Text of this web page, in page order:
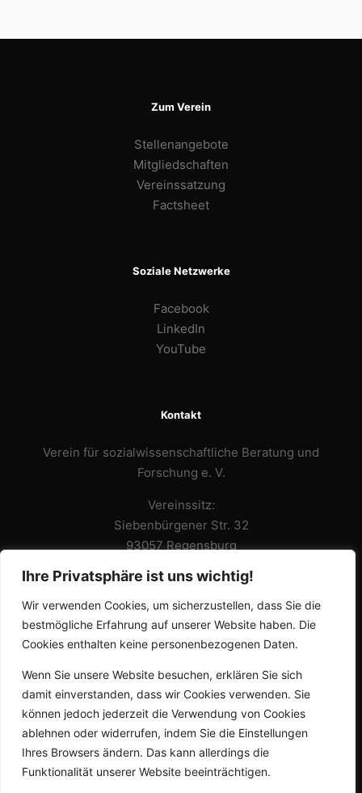
Ihre Privatsphäre ist uns wichtig!
Wir verwenden Cookies, um sicherzustellen, dass Sie die
bestmögliche Erfahrung auf unserer Website haben. Die
Cookies enthalten keine personenbezogenen Daten.
Wenn Sie unsere Website besuchen, erklären Sie sich
damit einverstanden, dass wir Cookies verwenden. Sie
können jedoch jederzeit die Verwendung von Cookies
ablehnen oder widerrufen, indem Sie die Einstellungen
Ihres Browsers ändern. Das kann allerdings die
Funktionalität unserer Website beeinträchtigen.
Zum Verein
Stellenangebote
Mitgliedschaften
Vereinssatzung
Factsheet
Soziale Netzwerke
Facebook
LinkedIn
YouTube
Kontakt
Verein für sozialwissenschaftliche Beratung und
Forschung e. V.
Vereinssitz:
Siebenbürgener Str. 32
93057 Regensburg
Büro:
Adolf-Schmetzer-Strasse 32
93055 Regensburg
Anfahrt
Email: team@sowibefo-regensburg.de
Telefon: 0049 941 46562680
Datenschutzerklärung
Impressum
No Result Website Carbon